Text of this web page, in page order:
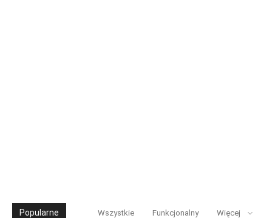
Popularne Wszystkie Funkcjonalny Więcej